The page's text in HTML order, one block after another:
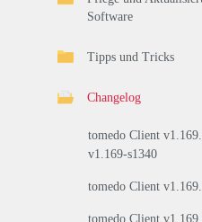
Software
Tipps und Tricks
Changelog
tomedo Client
v1.169-s1340
tomedo Client
tomedo Client